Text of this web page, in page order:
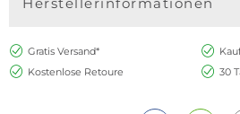
Gratis Versand*
Kostenlose Retoure
30